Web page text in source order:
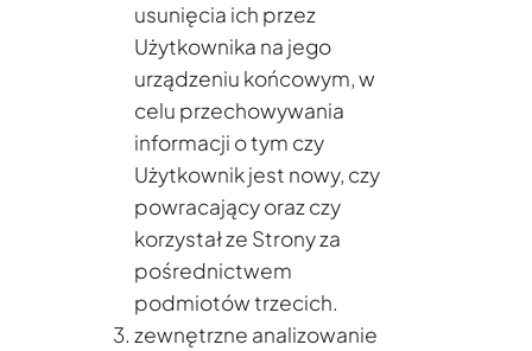
usunięcia ich przez
Użytkownika na jego
urządzeniu końcowym, w
celu przechowywania
informacji o tym czy
Użytkownik jest nowy, czy
powracający oraz czy
korzystał ze Strony za
pośrednictwem
podmiotów trzecich.
zewnętrzne analizowanie